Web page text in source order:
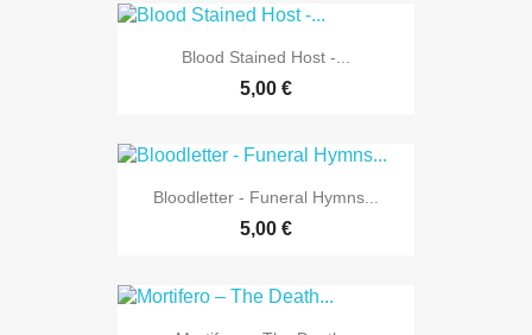
Blood Stained Host -...
5,00 €
Bloodletter - Funeral Hymns...
5,00 €